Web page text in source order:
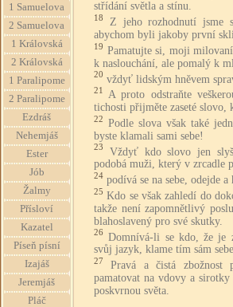
1 Samuelova
2 Samuelova
1 Královská
2 Královská
1 Paralipome
2 Paralipome
Ezdráš
Nehemjáš
Ester
Jób
Žalmy
Přísloví
Kazatel
Píseň písní
Izajáš
Jeremjáš
Pláč
střídání světla a stínu.
18
Z jeho rozhodnutí jsme
abychom byli jakoby první
19 Pamatujte si, moji
k naslouchání, ale pomalý k
20 vždyť lidským hněvem
21
A proto odstraňte
tichosti přijměte zaseté slovo,
22 Podle slova však také
byste klamali sami sebe!
23
Vždyť kdo slovo jen
podobá muži, který v zrcadle
24 podívá se na sebe, odejde
25 Kdo se však zahledí do
takže není zapomnětlivý
blahoslavený pro své skutky.
26
Domnívá-li se kdo, že je
svůj jazyk, klame tím sám
27
Pravá a čistá zbožnost
pamatovat na vdovy a
poskvrnou světa.